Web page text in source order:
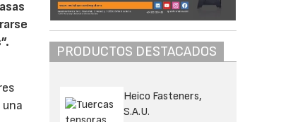
PRODUCTOS DESTACADOS
Heico Fasteners,
S.A.U.